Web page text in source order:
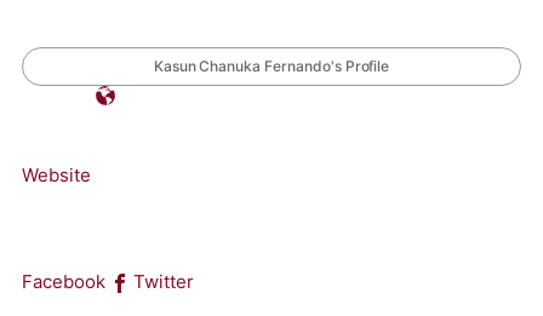
Kasun Chanuka Fernando's Profile
Website
Facebook Twitter